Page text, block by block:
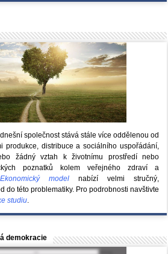
společnost stává stále více oddělenou od
produkce, distribuce a sociálního uspořádání,
žádný vztah k životnímu prostředí nebo
poznatků kolem veřejného zdraví a
Ekonomický model nabízí velmi stručný,
do této problematiky. Pro podrobnosti navštivte
studiu.
demokracie